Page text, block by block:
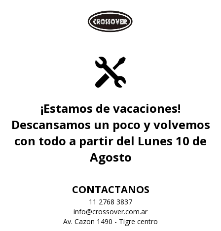
¡Estamos de vacaciones!
Descansamos un poco y volvemos
con todo a partir del Lunes 10 de
Agosto
CONTACTANOS
11 2768 3837
info@crossover.com.ar
Av. Cazon 1490 - Tigre centro